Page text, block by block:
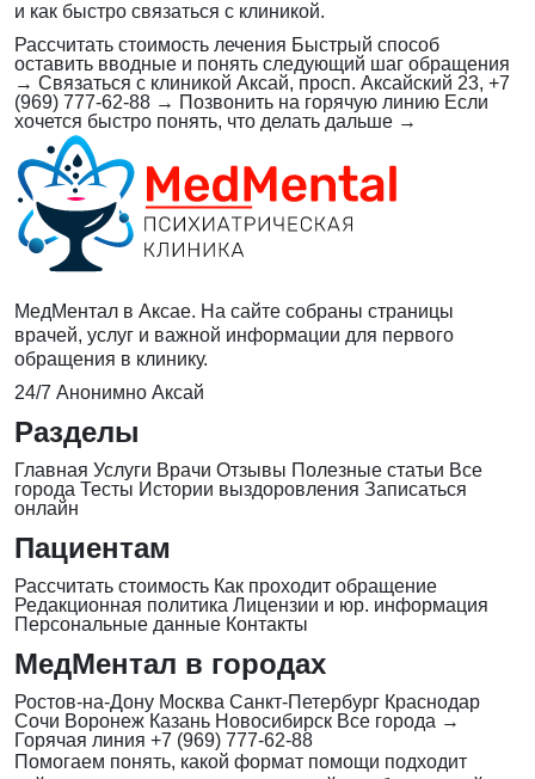
и как быстро связаться с клиникой.
Рассчитать стоимость лечения Быстрый способ
оставить вводные и понять следующий шаг обращения
→ Связаться с клиникой Аксай, просп. Аксайский 23, +7
(969) 777-62-88 → Позвонить на горячую линию Если
хочется быстро понять, что делать дальше →
МедМентал в Аксае. На сайте собраны страницы
врачей, услуг и важной информации для первого
обращения в клинику.
24/7 Анонимно Аксай
Разделы
Главная Услуги Врачи Отзывы Полезные статьи Все
города Тесты Истории выздоровления Записаться
онлайн
Пациентам
Рассчитать стоимость Как проходит обращение
Редакционная политика Лицензии и юр. информация
Персональные данные Контакты
МедМентал в городах
Ростов-на-Дону Москва Санкт-Петербург Краснодар
Сочи Воронеж Казань Новосибирск Все города →
Горячая линия +7 (969) 777-62-88
Помогаем понять, какой формат помощи подходит